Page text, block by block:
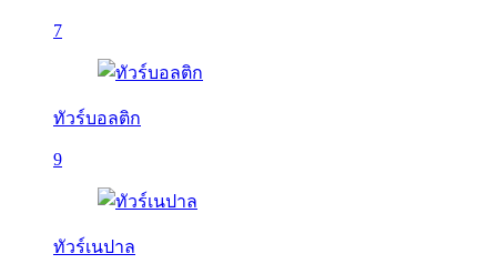
7
ทัวร์บอลติก
9
ทัวร์เนปาล